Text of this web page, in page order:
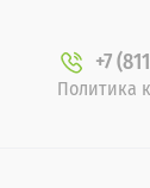
+7
Политика